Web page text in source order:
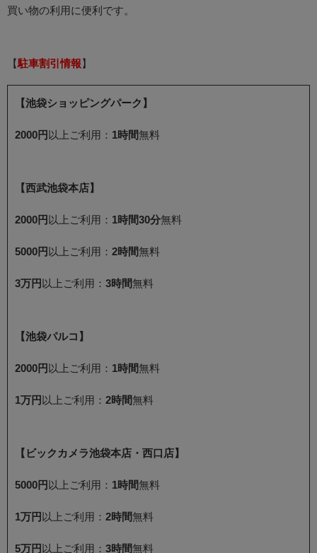
買い物の利用に便利です。
【 駐車割引情報 】
【池袋ショッピングパーク】
2000円 以上ご利用： 1時間無料
【西武池袋本店】
2000円 以上ご利用： 1時間30分無料
5000円 以上ご利用： 2時間無料
3万円 以上ご利用： 3時間無料
【池袋パルコ】
2000円 以上ご利用： 1時間無料
1万円 以上ご利用： 2時間無料
【ビックカメラ池袋本店・西口店】
5000円 以上ご利用： 1時間無料
1万円 以上ご利用： 2時間無料
5万円 以上ご利用： 3時間無料